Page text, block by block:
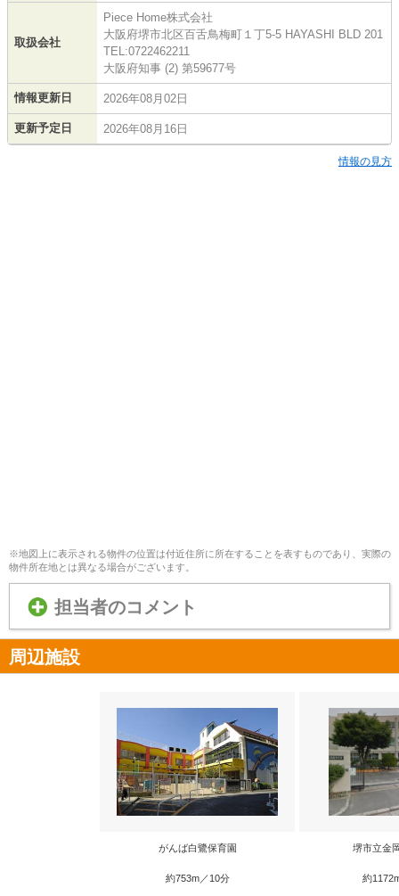
取扱会社
Piece Home株式会社
大阪府堺市北区百舌鳥梅町１丁5-5 HAYASHI BLD 201
TEL:0722462211
大阪府知事 (2) 第59677号
情報更新日 2026年08月02日
更新予定日 2026年08月16日
情報の見方
※地図上に表示される物件の位置は付近住所に所在することを表すものであり、実際の
物件所在地とは異なる場合がございます。
担当者のコメント
周辺施設
がんば白鷺保育園
約753m／10分
堺市立金
約